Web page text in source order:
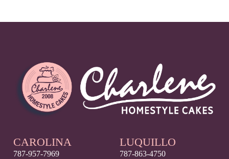
CAROLINA
787-957-7969
LUQUILLO
787-863-4750